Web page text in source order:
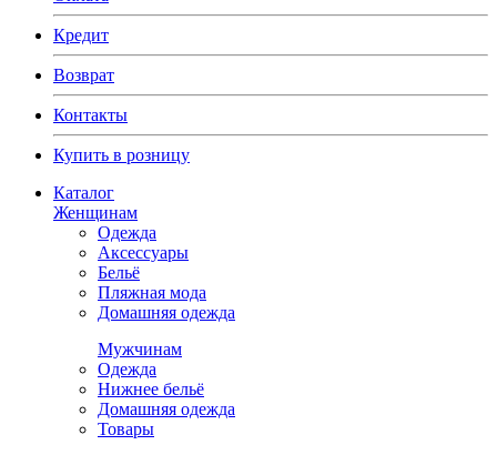
Кредит
Возврат
Контакты
Купить в розницу
Каталог
Женщинам
Одежда
Аксессуары
Бельё
Пляжная мода
Домашняя одежда
Мужчинам
Одежда
Нижнее бельё
Домашняя одежда
Товары